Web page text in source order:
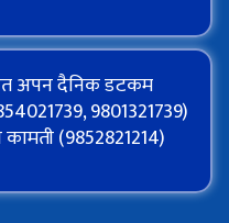
अपन दैनिक डटकम
9801321739)
(9852821214)